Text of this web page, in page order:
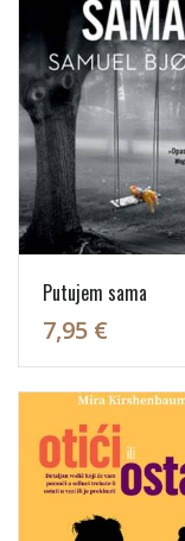
Putujem sama
7,95 €